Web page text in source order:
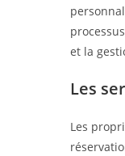
et la
Les
Les